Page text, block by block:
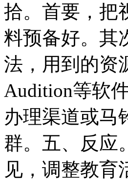
拾。首要，把
料预备好。其
法，用到的资
Audition等软
办理渠道或马
群。五、反应
见，调整教育